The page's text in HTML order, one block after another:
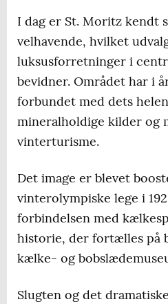
I dag er St. Moritz kendt
velhavende, hvilket
luksusforretninger i
bevidner. Området har i
forbundet med dets
mineralholdige kilder og
vinterturisme.
Det image er blevet
vinterolympiske lege i
forbindelsen med
historie, der fortælles på
kælke- og
Slugten og det